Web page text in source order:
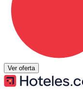
Ver oferta